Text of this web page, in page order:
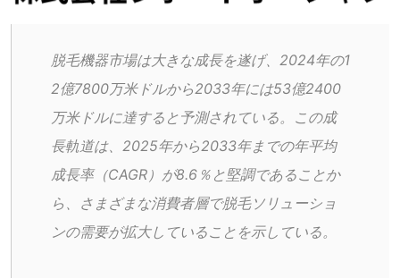
脱毛機器市場は大きな成長を遂げ、2024年の1
2億7800万米ドルから2033年には53億2400
万米ドルに達すると予測されている。この成
長軌道は、2025年から2033年までの年平均
成長率（CAGR）が8.6％と堅調であることか
ら、さまざまな消費者層で脱毛ソリューショ
ンの需要が拡大していることを示している。